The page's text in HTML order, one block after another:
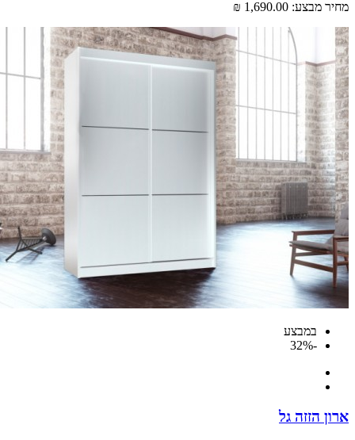
מבצע: 1,690.00 ₪
במבצע
הזזה גל